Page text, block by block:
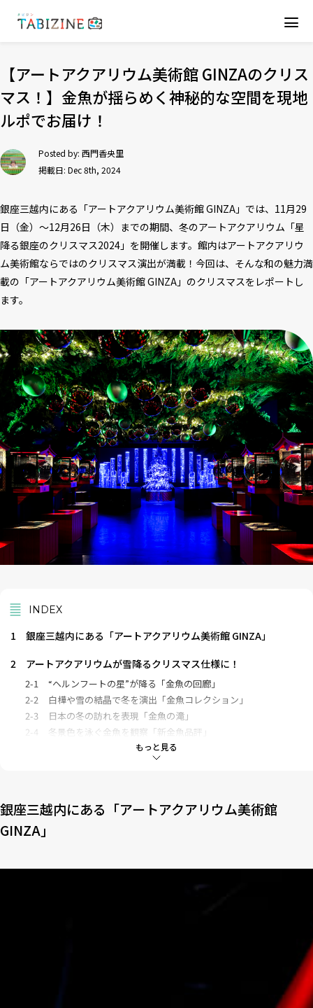
【アートアクアリウム美術館 GINZAのクリス
マス！】金魚が揺らめく神秘的な空間を現地
ルポでお届け！
Posted by: 西門香央里
掲載日: Dec 8th, 2024
銀座三越内にある「アートアクアリウム美術館 GINZA」では、11月29
日（金）〜12月26日（木）までの期間、冬のアートアクアリウム「星
降る銀座のクリスマス2024」を開催します。館内はアートアクアリウ
ム美術館ならではのクリスマス演出が満載！今回は、そんな和の魅力満
載の「アートアクアリウム美術館 GINZA」のクリスマスをレポートし
ます。
もっと見る
INDEX
1
銀座三越内にある「アートアクアリウム美術館 GINZA」
2
アートアクアリウムが雪降るクリスマス仕様に！
2-1
“ヘルンフートの星”が降る「金魚の回廊」
2-2
白樺や雪の結晶で冬を演出「金魚コレクション」
2-3
日本の冬の訪れを表現「金魚の滝」
2-4
冬景色を泳ぐ金魚を観察「新金魚品評」
クリスマスイルミネーションが輝く「提灯リウム」
真ん中にクリスマスツリー！「金魚の竹林」
3-1
フォトスポットとして人気！「花魁帯舞（OBIMAI）」
3-2
4
「アートアクアリウム美術館 GINZA」のクリスマスを楽しん
銀座三越内にある「アートアクアリウム美術館
GINZA」